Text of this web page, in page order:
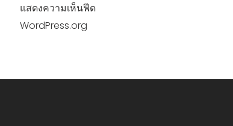
แสดงความเห็นฟีด
WordPress.org